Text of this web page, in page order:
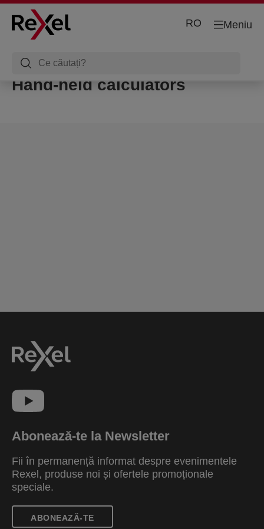
Meniu
RO
Hand-held calculators
Abonează-te la Newsletter
Fii în permanență informat despre evenimentele
Rexel, produse noi și ofertele promoționale
speciale.
ABONEAZĂ-TE